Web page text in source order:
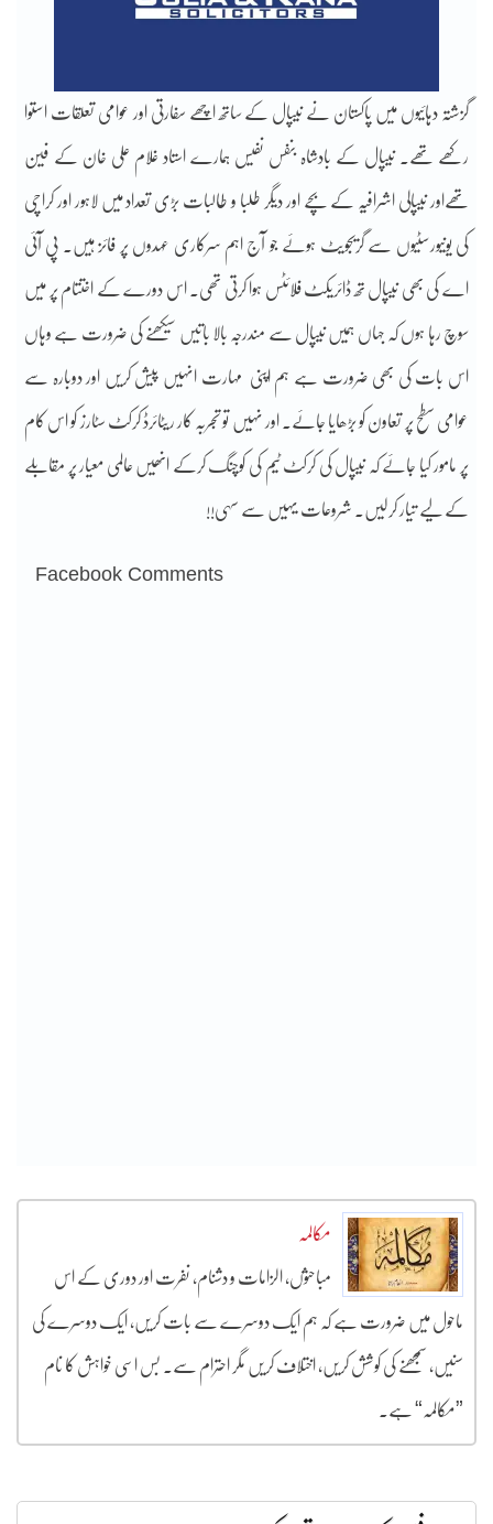
گزشتہ دہائیوں میں پاکستان نے نیپال کے ساتھ اچھے سفارتی اور عوامی تعلقات استوا
رکھے تھے۔ نیپال کے بادشاہ بنفس نفیس ہمارے استاد غلام علی خان کے فین
تھےاور نیپالی اشرافیہ کے بچے اور دیگر طلبا و طالبات بڑی تعداد میں لاہور اور کراچی
کی یونیورسٹیوں سے گریجویٹ ہوئے جو آج اہم سرکاری عہدوں پر فائز ہیں۔ پی آئی
اے کی بھی نیپال تھ ڈائریکٹ فلائٹس ہوا کرتی تھی۔ اس دورے کے اختتام پر میں
سوچ رہا ہوں کہ جہاں ہمیں نیپال سے مندرجہ بالا باتیں سیکھنے کی ضرورت ہے وہاں
اس بات کی بھی ضرورت ہے ہم اپنی مہارت انہیں پیش کریں اور دوبارہ سے
عوامی سطح پر تعاون کو بڑھایا جائے۔ اور نہیں تو تجربہ کار ریٹائرڈ کرکٹ سٹارز کو اس کام
پر مامور کیا جائے کہ نیپال کی کرکٹ ٹیم کی کوچنگ کرکے انھیں عالمی معیار پر مقابلے
کے لیے تیار کرلیں۔ شروعات یہیں سے سہی!!
Facebook Comments
مکالمہ
مباحثوں، الزامات و دشنام، نفرت اور دوری کے اس
ماحول میں ضرورت ہے کہ ہم ایک دوسرے سے بات کریں، ایک دوسرے کی
سنیں، سمجھنے کی کوشش کریں، اختلاف کریں مگر احترام سے۔ بس اسی خواہش کا نام
”مکالمہ“ ہے۔